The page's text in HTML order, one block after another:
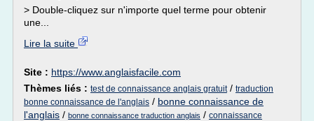
> Double-cliquez sur n'importe quel terme pour obtenir
une...
Lire la suite
Site : https://www.anglaisfacile.com
Thèmes liés : test de connaissance anglais gratuit/ traduction
bonne connaissance de l'anglais / bonne connaissance de
l'anglais / bonne connaissance traduction anglais / connaissance